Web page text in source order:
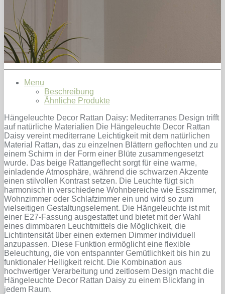
Menu
Beschreibung
Ähnliche Produkte
Hängeleuchte Decor Rattan Daisy: Mediterranes Design trifft
auf natürliche Materialien Die Hängeleuchte Decor Rattan
Daisy vereint mediterrane Leichtigkeit mit dem natürlichen
Material Rattan, das zu einzelnen Blättern geflochten und zu
einem Schirm in der Form einer Blüte zusammengesetzt
wurde. Das beige Rattangeflecht sorgt für eine warme,
einladende Atmosphäre, während die schwarzen Akzente
einen stilvollen Kontrast setzen. Die Leuchte fügt sich
harmonisch in verschiedene Wohnbereiche wie Esszimmer,
Wohnzimmer oder Schlafzimmer ein und wird so zum
vielseitigen Gestaltungselement. Die Hängeleuchte ist mit
einer E27-Fassung ausgestattet und bietet mit der Wahl
eines dimmbaren Leuchtmittels die Möglichkeit, die
Lichtintensität über einen externen Dimmer individuell
anzupassen. Diese Funktion ermöglicht eine flexible
Beleuchtung, die von entspannter Gemütlichkeit bis hin zu
funktionaler Helligkeit reicht. Die Kombination aus
hochwertiger Verarbeitung und zeitlosem Design macht die
Hängeleuchte Decor Rattan Daisy zu einem Blickfang in
jedem Raum.